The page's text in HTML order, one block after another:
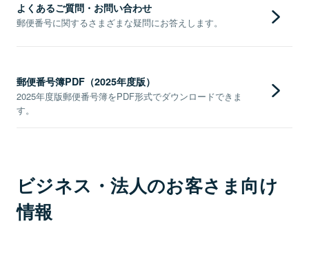
よくあるご質問・お問い合わせ
郵便番号に関するさまざまな疑問にお答えします。
郵便番号簿PDF（2025年度版）
2025年度版郵便番号簿をPDF形式でダウンロードできま
す。
ビジネス・法人のお客さま向け
情報